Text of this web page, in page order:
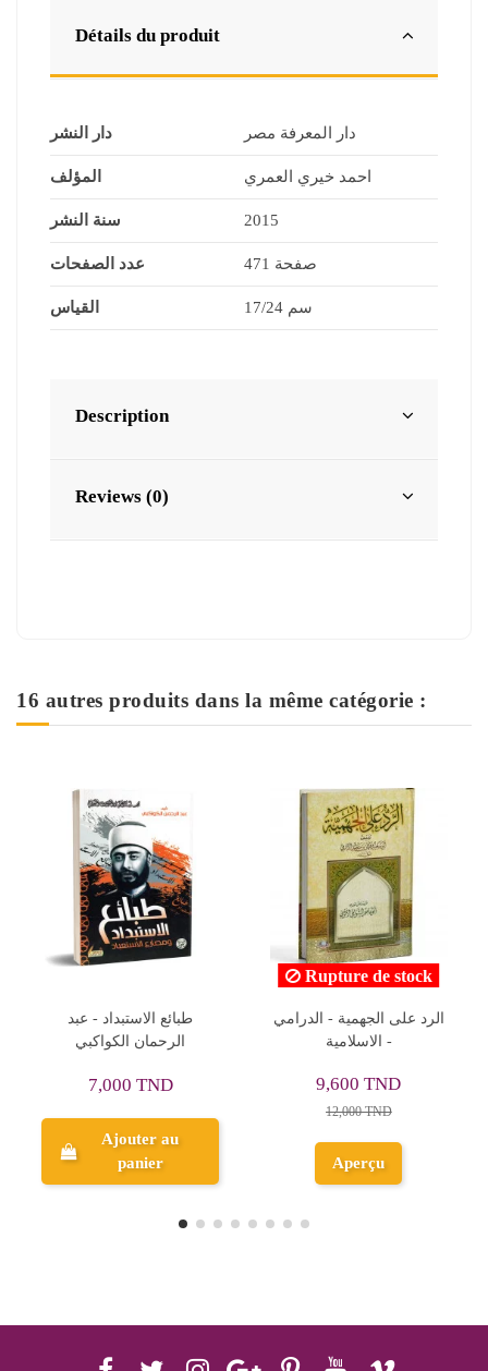
Détails du produit
دار النشر دار المعرفة مصر
المؤلف احمد خيري العمري
سنة النشر 2015
عدد الصفحات 471 صفحة
القياس 17/24 سم
Description
Reviews (0)
16 autres produits dans la même catégorie :
الرد على الجهمية - الدرامي
- الاسلامية
9,600 TND
Aperçu
التفكر و الاعتبار في فضل
الصلاة و السلام على سيدنا
المغربي
Ajouter au
panier